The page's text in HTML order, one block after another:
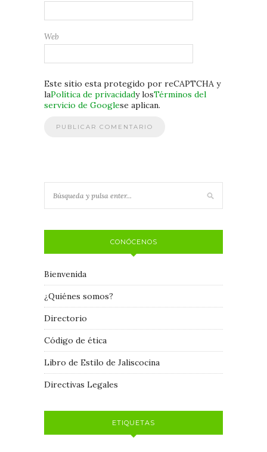
Web
Este sitio esta protegido por reCAPTCHA y
laPolítica de privacidady losTérminos del
servicio de Googlese aplican.
CONÓCENOS
Bienvenida
¿Quiénes somos?
Directorio
Código de ética
Libro de Estilo de Jaliscocina
Directivas Legales
ETIQUETAS